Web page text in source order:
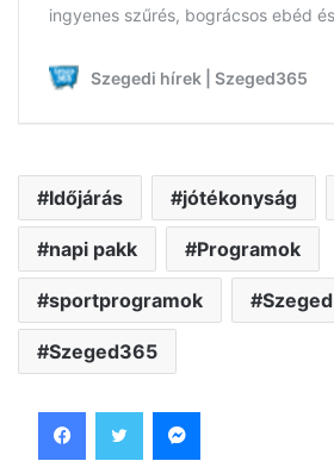
Időjárás jótékonyság
napi pakk Programok
sportprogramok Szeged
Szeged365